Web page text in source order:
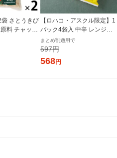
さとうきび
料 チャック
【ロハコ・アスクル限定】1
パック4袋入 中辛 レンジで
ぱぱっと野菜と牛肉のカレ
ー 180g 1個 オリジナル レト
ルト（イチオシ） オリジナ
ル
まとめ割適用で
597円
568円